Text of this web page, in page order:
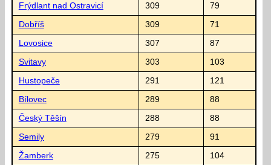
Frýdlant nad Ostravicí 309 79
Dobříš 309 71
Lovosice 307 87
Svitavy 303 103
Hustopeče 291 121
Bílovec 289 88
Český Těšín 288 88
Semily 279 91
Žamberk 275 104